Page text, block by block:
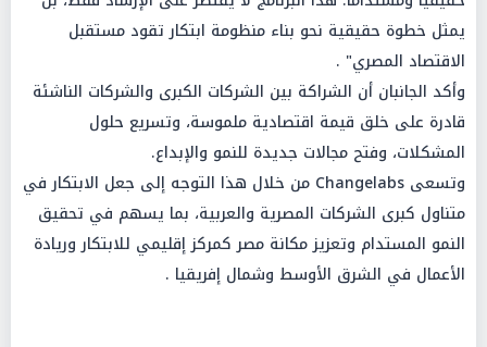
يمثل خطوة حقيقية نحو بناء منظومة ابتكار تقود مستقبل
الاقتصاد المصري" .
وأكد الجانبان أن الشراكة بين الشركات الكبرى والشركات الناشئة
قادرة على خلق قيمة اقتصادية ملموسة، وتسريع حلول
المشكلات، وفتح مجالات جديدة للنمو والإبداع.
وتسعى Changelabs من خلال هذا التوجه إلى جعل الابتكار في
متناول كبرى الشركات المصرية والعربية، بما يسهم في تحقيق
النمو المستدام وتعزيز مكانة مصر كمركز إقليمي للابتكار وريادة
الأعمال في الشرق الأوسط وشمال إفريقيا .